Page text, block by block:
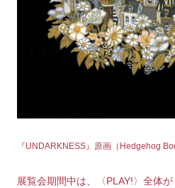
『UNDARKNESS』原画（Hedgehog
展覧会期間中は、〈PLAY!〉全体